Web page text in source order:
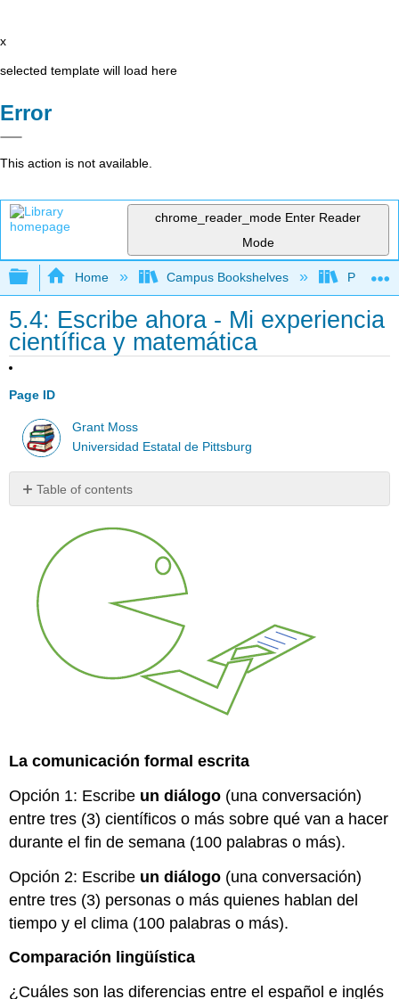
x
selected template will load here
Error
This action is not available.
chrome_reader_mode Enter Reader
Mode
Expand/collapse global hierarchy
Home Campus Bookshelves
5.4: Escribe ahora - Mi experiencia
científica y matemática
Page ID
Grant Moss
Universidad Estatal de Pittsburg
Table of contents
No
La comunicación formal escrita
Opción 1: Escribe un diálogo (una conversación)
entre tres (3) científicos o más sobre qué van a hacer
durante el fin de semana (100 palabras o más).
Opción 2: Escribe un diálogo (una conversación)
entre tres (3) personas o más quienes hablan del
tiempo y el clima (100 palabras o más).
Comparación lingüística
¿Cuáles son las diferencias entre el español e inglés